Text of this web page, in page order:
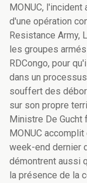
MONUC,
d'une opération
Resistance Army,
les groupes
RDCongo, pour
dans un
souffert des
sur son propre
Ministre De
MONUC
week-end dernier
démontrent aussi
la présence de la